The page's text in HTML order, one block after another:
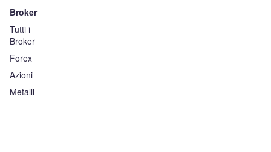
Broker
Tutti i
Broker
Forex
Azioni
Metalli